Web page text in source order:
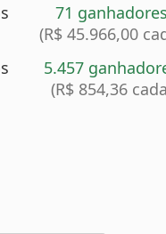
71 ganhadores
(R$ 45.966,00
5.457
(R$ 854,36